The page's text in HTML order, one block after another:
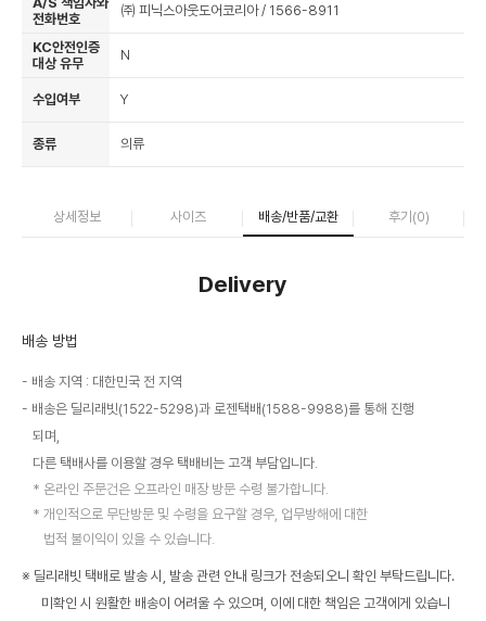
전화번호
㈜ 피닉스아웃도어코리아 / 1566-8911
KC안전인증
대상 유무
N
수입여부 Y
종류 의류
상세정보 사이즈 배송/반품/교환 후기(0)
Delivery
배송 방법
배송 지역 : 대한민국 전 지역
배송은 딜리래빗(1522-5298)과 로젠택배(1588-9988)를 통해 진행
되며,
다른 택배사를 이용할 경우 택배비는 고객 부담입니다.
온라인 주문건은 오프라인 매장 방문 수령 불가합니다.
개인적으로 무단방문 및 수령을 요구할 경우, 업무방해에 대한
법적 불이익이 있을 수 있습니다.
※ 딜리래빗 택배로 발송 시, 발송 관련 안내 링크가 전송되오니 확인 부탁드립니다.
미확인 시 원활한 배송이 어려울 수 있으며, 이에 대한 책임은 고객에게 있습니